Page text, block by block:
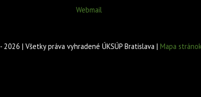
Webmail
| Všetky práva vyhradené ÚKSÚP Bratislava | Mapa